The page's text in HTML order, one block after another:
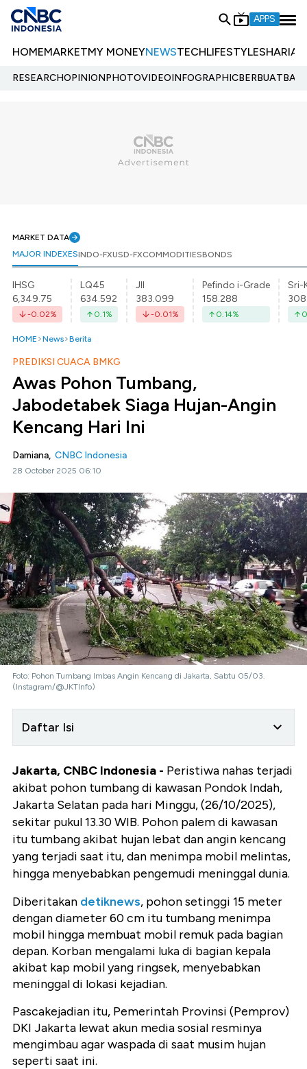
APPS
HOMEMARKETMY MONEYNEWSTECHLIFESTYLESHARIA
RESEARCHOPINIONPHOTOVIDEOINFOGRAPHIC
MARKET DATA
MAJOR INDEXESINDO-FXUSD-FXCOMMODITIESBONDS
IHSG
6,349.75
-0.02%
LQ45
634.592
0.1%
JII
383.099
-0.01%
Pefindo i-Grade
158.288
0.14%
Sri-
HOME News Berita
PREDIKSI CUACA BMKG
Awas Pohon Tumbang,
Jabodetabek Siaga Hujan-Angin
Kencang Hari Ini
Damiana, CNBC Indonesia
28 October 2025 06:10
Foto: Pohon Tumbang Imbas Angin Kencang di Jakarta, Sabtu 05/03.
(Instagram/@JKTInfo)
Daftar Isi
Jakarta, CNBC Indonesia - Peristiwa nahas terjadi
akibat pohon tumbang di kawasan Pondok Indah,
Jakarta Selatan pada hari Minggu, (26/10/2025),
sekitar pukul 13.30 WIB. Pohon palem di kawasan
itu tumbang akibat hujan lebat dan angin kencang
yang terjadi saat itu, dan menimpa mobil melintas,
hingga menyebabkan pengemudi meninggal dunia.
Diberitakan detiknews, pohon setinggi 15 meter
dengan diameter 60 cm itu tumbang menimpa
mobil hingga membuat mobil remuk pada bagian
depan. Korban mengalami luka di bagian kepala
akibat kap mobil yang ringsek, menyebabkan
meninggal di lokasi kejadian.
Pascakejadian itu, Pemerintah Provinsi (Pemprov)
DKI Jakarta lewat akun media sosial resminya
mengimbau agar waspada di saat musim hujan
seperti saat ini.